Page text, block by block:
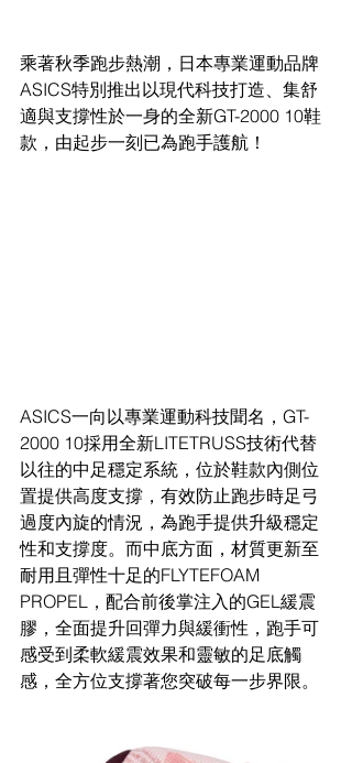
乘著秋季跑步熱潮，日本專業運動品牌
ASICS特別推出以現代科技打造、集舒
適與支撐性於一身的全新GT-2000 10鞋
款，由起步一刻已為跑手護航！
ASICS一向以專業運動科技聞名，GT-
2000 10採用全新LITETRUSS技術代替
以往的中足穩定系統，位於鞋款內側位
置提供高度支撐，有效防止跑步時足弓
過度內旋的情況，為跑手提供升級穩定
性和支撐度。而中底方面，材質更新至
耐用且彈性十足的FLYTEFOAM
PROPEL，配合前後掌注入的GEL緩震
膠，全面提升回彈力與緩衝性，跑手可
感受到柔軟緩震效果和靈敏的足底觸
感，全方位支撐著您突破每一步界限。